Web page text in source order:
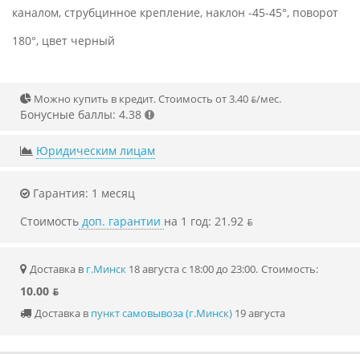
каналом, струбцинное крепление, наклон -45-45°, поворот
180°, цвет черный
Можно купить в кредит. Стоимость от 3.40 ƃ/мec.
Бонусные баллы: 4.38
Юридическим лицам
Гарантия: 1 месяц
Стоимость доп. гарантии на 1 год: 21.92 ƃ
Доставка в г.Минск 18 августа с 18:00 до 23:00. Стоимость:
10.00 ƃ
Доставка в пункт самовывоза (г.Минск) 19 августа